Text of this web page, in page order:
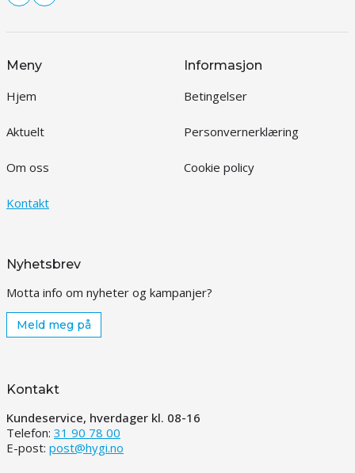
Meny
Hjem
Aktuelt
Om oss
Kontakt
Informasjon
Betingelser
Personvernerklæring
Cookie policy
Nyhetsbrev
Motta info om nyheter og kampanjer?
Meld meg på
Kontakt
Kundeservice, hverdager kl. 08-16
Telefon: 31 90 78 00
E-post: post@hygi.no